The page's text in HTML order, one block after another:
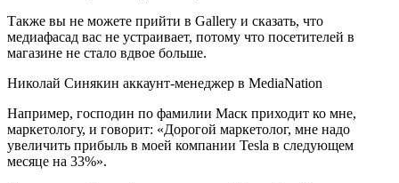
Также вы не можете прийти в Gallery и сказать, что
медиафасад вас не устраивает, потому что посетителей в
магазине не стало вдвое больше.
Николай Синякин аккаунт-менеджер в MediaNation
Например, господин по фамилии Маск приходит ко мне,
маркетологу, и говорит: «Дорогой маркетолог, мне надо
увеличить прибыль в моей компании Tesla в следующем
месяце на 33%».